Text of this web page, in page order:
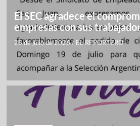
El SEC agradece el
empresas con sus
28 de julio de 2026/ EL REPORTERO